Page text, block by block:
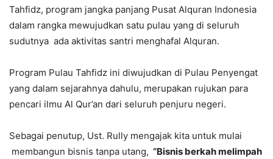
Tahfidz, program jangka panjang Pusat Alquran Indonesia
dalam rangka mewujudkan satu pulau yang di seluruh
sudutnya ada aktivitas santri menghafal Alquran.
Program Pulau Tahfidz ini diwujudkan di Pulau Penyengat
yang dalam sejarahnya dahulu, merupakan rujukan para
pencari ilmu Al Qur’an dari seluruh penjuru negeri.
Sebagai penutup, Ust. Rully mengajak kita untuk mulai
membangun bisnis tanpa utang, “Bisnis berkah melimpah